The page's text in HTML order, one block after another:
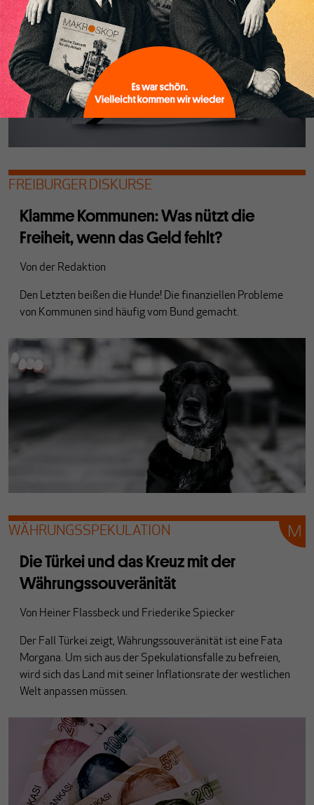
FREIBURGER DISKURSE
Klamme Kommunen: Was nützt die
Freiheit, wenn das Geld fehlt?
Von der Redaktion
Den Letzten beißen die Hunde! Die finanziellen Probleme
von Kommunen sind häufig vom Bund gemacht.
WÄHRUNGSSPEKULATION
Die Türkei und das Kreuz mit der
Währungssouveränität
Von Heiner Flassbeck und Friederike Spiecker
Der Fall Türkei zeigt, Währungssouveränität ist eine Fata
Morgana. Um sich aus der Spekulationsfalle zu befreien,
wird sich das Land mit seiner Inflationsrate der westlichen
Welt anpassen müssen.